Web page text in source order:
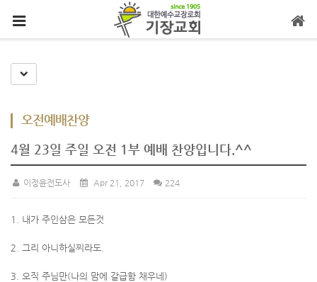
Toggle Dropdown
오전예배찬양
4월 23일 주일 오전 1부 예배 찬양입니다.^^
이정윤전도사 Apr 21, 2017 224
1. 내가 주인삼은 모든것
2. 그리 아니하실찌라도.
3. 오직 주님만(나의 맘에 갈급함 채우네)